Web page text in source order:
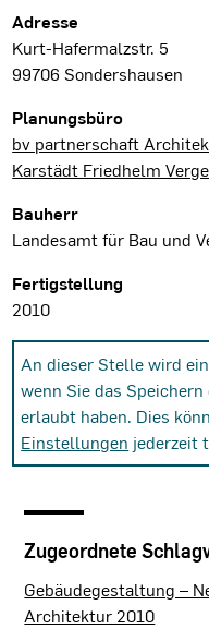
Projektdaten
Adresse
Kurt-Hafermalzstr. 5
99706 Sondershausen
Planungsbüro
bv partnerschaft
Karstädt Friedhelm
Bauherr
Landesamt für Bau und
Fertigstellung
2010
An dieser Stelle wird
wenn Sie das
erlaubt haben. Dies
Einstellungen jederzeit
Zugeordnete
Gebäudegestaltung –
Architektur 2010